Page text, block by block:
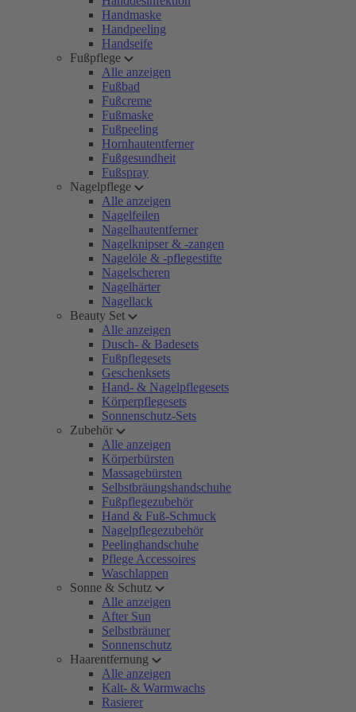
Handmaske
Handpeeling
Handseife
Fußpflege
Alle anzeigen
Fußbad
Fußcreme
Fußmaske
Fußpeeling
Hornhautentferner
Fußgesundheit
Fußspray
Nagelpflege
Alle anzeigen
Nagelfeilen
Nagelhautentferner
Nagelknipser & -zangen
Nagelöle & -pflegestifte
Nagelscheren
Nagelhärter
Nagellack
Beauty Set
Alle anzeigen
Dusch- & Badesets
Fußpflegesets
Geschenksets
Hand- & Nagelpflegesets
Körperpflegesets
Sonnenschutz-Sets
Zubehör
Alle anzeigen
Körperbürsten
Massagebürsten
Selbstbräungshandschuhe
Fußpflegezubehör
Hand & Fuß-Schmuck
Nagelpflegezubehör
Peelinghandschuhe
Pflege Accessoires
Waschlappen
Sonne & Schutz
Alle anzeigen
After Sun
Selbstbräuner
Sonnenschutz
Haarentfernung
Alle anzeigen
Kalt- & Warmwachs
Rasierer